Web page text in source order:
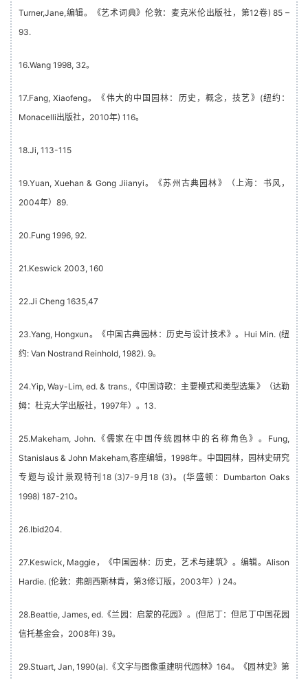
Turner,Jane,编辑。《艺术词典》伦敦：麦克米伦出版社，第12卷) 85 –
93.
16.Wang 1998, 32。
17.Fang, Xiaofeng。《伟大的中国园林：历史，概念，技艺》(纽约：
Monacelli出版社，2010年) 116。
18.Ji, 113-115
19.Yuan, Xuehan & Gong Jiianyi。《苏州古典园林》（上海：书风，
2004年）89.
20.Fung 1996, 92.
21.Keswick 2003, 160
22.Ji Cheng 1635,47
23.Yang, Hongxun。《中国古典园林：历史与设计技术》。Hui Min. (纽
约: Van Nostrand Reinhold, 1982). 9。
24.Yip, Way-Lim, ed. & trans.,《中国诗歌：主要模式和类型选集》（达勒
姆：杜克大学出版社，1997年）。13.
25.Makeham, John.《儒家在中国传统园林中的名称角色》。Fung,
Stanislaus & John Makeham,客座编辑，1998年。中国园林，园林史研究
专题与设计景观特刊18 (3)7-9月18 (3)。(华盛顿：Dumbarton Oaks
1998) 187-210。
26.Ibid204.
27.Keswick, Maggie，《中国园林：历史，艺术与建筑》。编辑。Alison
Hardie. (伦敦：弗朗西斯林肯，第3修订版，2003年）) 24。
28.Beattie, James, ed.《兰园：启蒙的花园》。(但尼丁：但尼丁中国花园
信托基金会，2008年) 39。
29.Stuart, Jan, 1990(a).《文字与图像重建明代园林》164。《园林史》第